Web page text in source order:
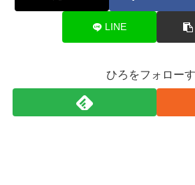
LINE
ひろをフォロー